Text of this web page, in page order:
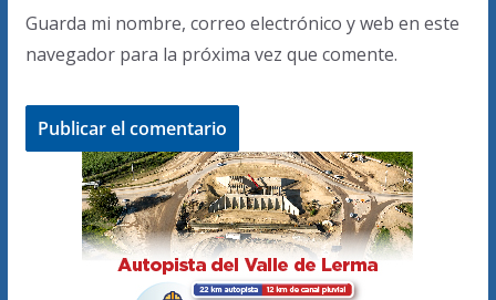
Guarda mi nombre, correo electrónico y web en este
navegador para la próxima vez que comente.